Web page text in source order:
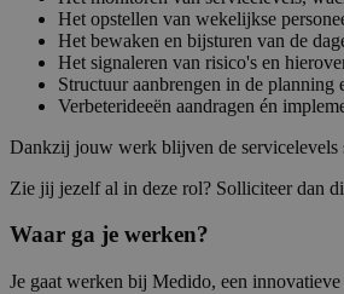
Het opstellen van wekelijkse
Het bewaken en bijsturen van de
Het signaleren van risico's en
Structuur aanbrengen in de planning
Verbeterideeën aandragen én
Dankzij jouw werk blijven de servicelevels
Zie jij jezelf al in deze rol? Solliciteer dan
Waar ga je werken?
Je gaat werken bij Medido, een